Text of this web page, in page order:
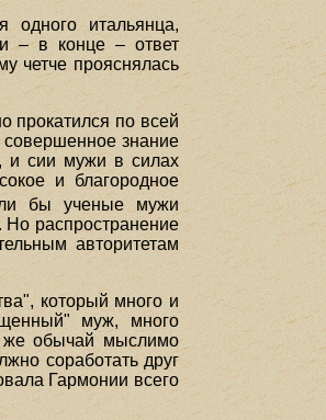
одного итальянца,
– в конце – ответ
четче прояснялась
прокатился по всей
совершенное знание
и сии мужи в силах
и благородное
бы ученые мужи
Но распространение
авторитетам
который много и
муж, много
же обычай мыслимо
соработать друг
Гармонии всего